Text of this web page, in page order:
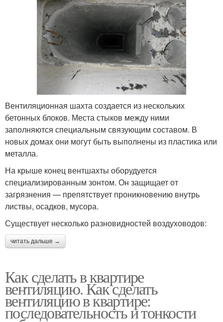
Вентиляционная шахта создается из нескольких
бетонных блоков. Места стыков между ними
заполняются специальным связующим составом. В
новых домах они могут быть выполнены из пластика или
металла.
На крыше конец вентшахты оборудуется
специализированным зонтом. Он защищает от
загрязнения — препятствует проникновению внутрь
листвы, осадков, мусора.
Существует несколько разновидностей воздуховодов:
читать дальше →
Как сделать в квартире
вентиляцию. Как сделать
вентиляцию в квартире:
последовательность и тонкости